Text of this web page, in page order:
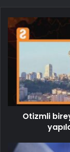
Otizmli